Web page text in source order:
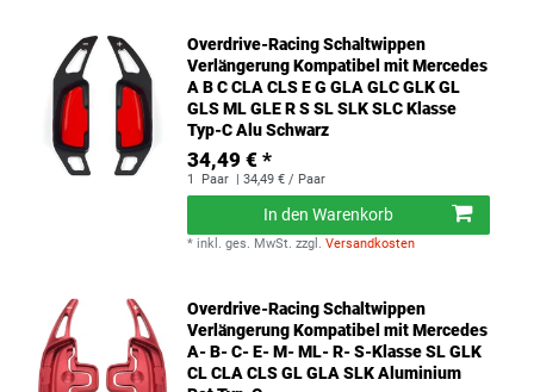
Overdrive-Racing Schaltwippen
Verlängerung Kompatibel mit Mercedes
A B C CLA CLS E G GLA GLC GLK GL
GLS ML GLE R S SL SLK SLC Klasse
Typ-C Alu Schwarz
34,49 € *
1 Paar | 34,49 € / Paar
In den Warenkorb
* inkl. ges. MwSt. zzgl.Versandkosten
Overdrive-Racing Schaltwippen
Verlängerung Kompatibel mit Mercedes
A- B- C- E- M- ML- R- S-Klasse SL GLK
CL CLA CLS GL GLA SLK Aluminium